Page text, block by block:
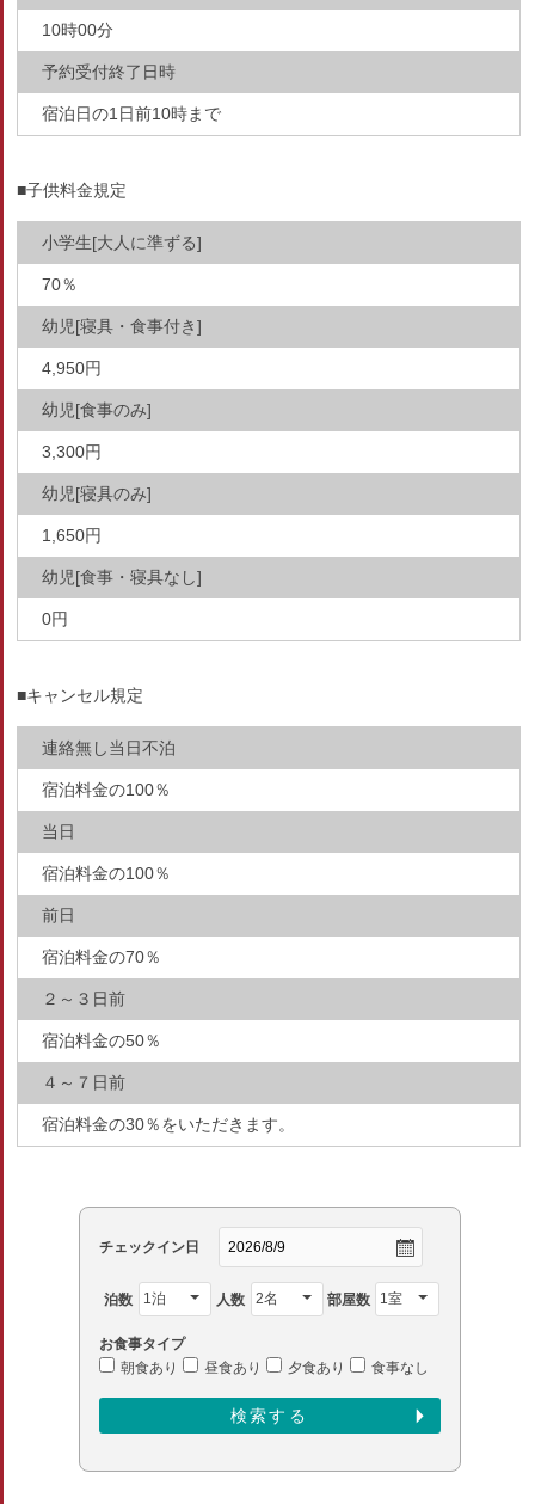
10時00分
予約受付終了日時
宿泊日の1日前10時まで
■子供料金規定
小学生[大人に準ずる]
70％
幼児[寝具・食事付き]
4,950円
幼児[食事のみ]
3,300円
幼児[寝具のみ]
1,650円
幼児[食事・寝具なし]
0円
■キャンセル規定
連絡無し当日不泊
宿泊料金の100％
当日
宿泊料金の100％
前日
宿泊料金の70％
２～３日前
宿泊料金の50％
４～７日前
宿泊料金の30％をいただきます。
チェックイン日
泊数 人数 部屋数
お食事タイプ
朝食あり
昼食あり 夕食あり 食事なし